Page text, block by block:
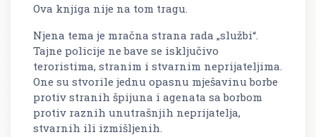
Ova knjiga nije na tom tragu.
Njena tema je mračna strana rada „službi“.
Tajne policije ne bave se isključivo
teroristima, stranim i stvarnim neprijateljima.
One su stvorile jednu opasnu mješavinu borbe
protiv stranih špijuna i agenata sa borbom
protiv raznih unutrašnjih neprijatelja,
stvarnih ili izmišljenih.